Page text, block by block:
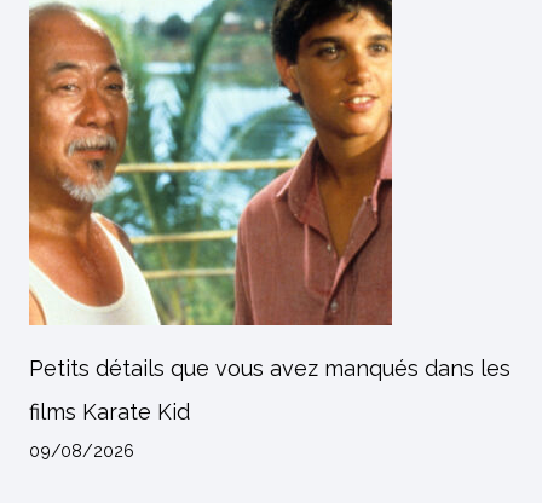
Petits détails que vous avez manqués dans les
films Karate Kid
09/08/2026